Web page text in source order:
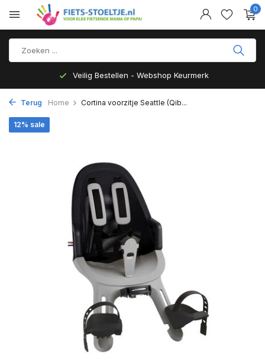
0
Veilig Bestellen - Webshop Keurmerk
Terug Home Cortina voorzitje Seattle (Qib...
12% sale